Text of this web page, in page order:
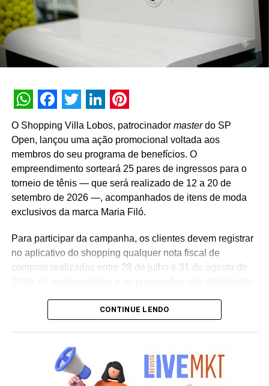
A promoção abrange todas as linhas de produtos da
marca em todo o território nacional. Para concorrer aos
comprovantes fiscais pelo site oficial ou via WhatsApp.
distribuição de R$ 10 mil toda semana e o sorteio final de
fosse muito mais do que um incentivo de compra. Ela
precisava reforçar os atributos da marca, gerar conversa e
manter o Café Evolutto presente na rotina das pessoas. A
combinação entre mecânica simples, premiações
atrativas, comunicação integrada e a chegada do Edu
Guedes nos permite manter a marca presente na rotina
do consumidor durante todo o período da campanha”,
Cooxupé.
WhatsApp
Facebook
Twitter
LinkedIn
Pinterest
O Shopping Villa Lobos, patrocinador masterdo SP
Open, lançou uma ação promocional voltada aos
membros do seu programa de benefícios. O
empreendimento sorteará 25 pares de ingressos para o
torneio de tênis — que será realizado de 12 a 20 de
setembro de 2026 —, acompanhados de itens de moda
exclusivos da marca Maria Filó.
Para participar da campanha, os clientes devem registrar
no aplicativo do shopping qualquer nota fiscal de
compras realizadas entre 28 de julho e 31 de agosto de
de setembro de 2026. Após a divulgação do resultado
oficial, os vencedores terão até o dia 16 de setembro para
realizar a retirada presencial dos ingressos e brindes no
CONTINUE LENDO